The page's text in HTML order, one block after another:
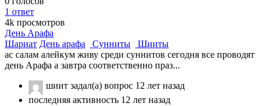
1 ответ
4k просмотров
День Арафа
Шариат День арафа Сунниты
Шииты
ас салам алейкум живу среди суннитов сегодня все проводят
день Арафа а завтра соответственно праз...
шиит задал(а) вопрос 12 лет назад
последняя активность 12 лет назад